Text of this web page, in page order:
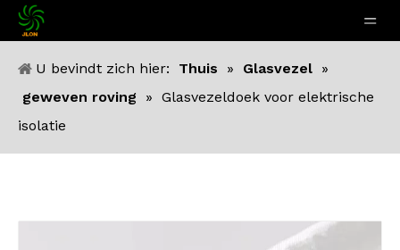
U bevindt zich hier: Thuis » Glasvezel »
geweven roving
» Glasvezeldoek voor elektrische
isolatie